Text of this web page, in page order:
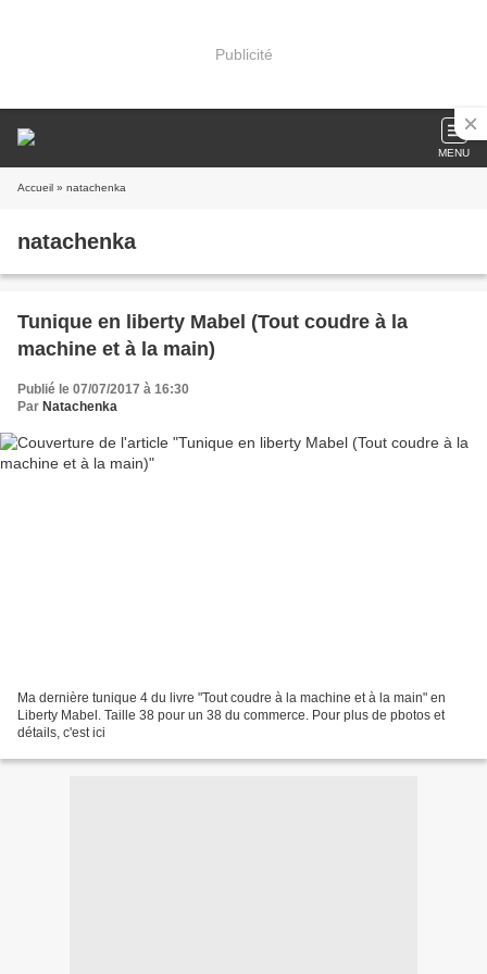
Publicité
MENU
Accueil » natachenka
natachenka
Tunique en liberty Mabel (Tout coudre à la
machine et à la main)
Publié le 07/07/2017 à 16:30
Par Natachenka
Ma dernière tunique 4 du livre "Tout coudre à la machine et à la main" en
Liberty Mabel. Taille 38 pour un 38 du commerce. Pour plus de pbotos et
détails, c'est ici